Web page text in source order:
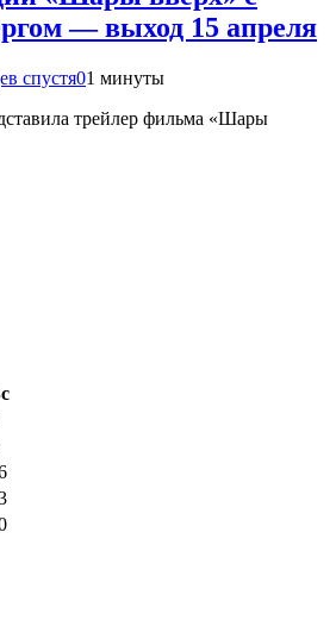
— выход 15 апреля
спустя01 минуты
трейлер фильма «Шары